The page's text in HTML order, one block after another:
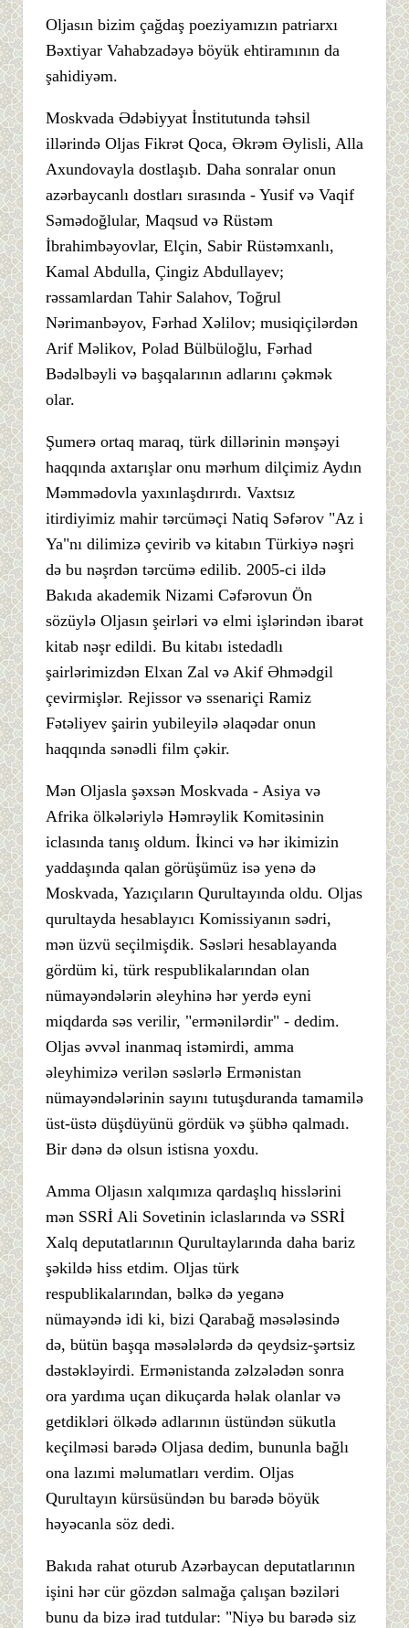
Oljasın bizim çağdaş poeziyamızın patriarxı
Bəxtiyar Vahabzadəyə böyük ehtiramının da
şahidiyəm.
Moskvada Ədəbiyyat İnstitutunda təhsil
illərində Oljas Fikrət Qoca, Əkrəm Əylisli, Alla
Axundovayla dostlaşıb. Daha sonralar onun
azərbaycanlı dostları sırasında - Yusif və Vaqif
Səmədoğlular, Maqsud və Rüstəm
İbrahimbəyovlar, Elçin, Sabir Rüstəmxanlı,
Kamal Abdulla, Çingiz Abdullayev;
rəssamlardan Tahir Salahov, Toğrul
Nərimanbəyov, Fərhad Xəlilov; musiqiçilərdən
Arif Məlikov, Polad Bülbüloğlu, Fərhad
Bədəlbəyli və başqalarının adlarını çəkmək
olar.
Şumerə ortaq maraq, türk dillərinin mənşəyi
haqqında axtarışlar onu mərhum dilçimiz Aydın
Məmmədovla yaxınlaşdırırdı. Vaxtsız
itirdiyimiz mahir tərcüməçi Natiq Səfərov "Az i
Ya"nı dilimizə çevirib və kitabın Türkiyə nəşri
də bu nəşrdən tərcümə edilib. 2005-ci ildə
Bakıda akademik Nizami Cəfərovun Ön
sözüylə Oljasın şeirləri və elmi işlərindən ibarət
kitab nəşr edildi. Bu kitabı istedadlı
şairlərimizdən Elxan Zal və Akif Əhmədgil
çevirmişlər. Rejissor və ssenariçi Ramiz
Fətəliyev şairin yubileyilə əlaqədar onun
haqqında sənədli film çəkir.
Mən Oljasla şəxsən Moskvada - Asiya və
Afrika ölkələriylə Həmrəylik Komitəsinin
iclasında tanış oldum. İkinci və hər ikimizin
yaddaşında qalan görüşümüz isə yenə də
Moskvada, Yazıçıların Qurultayında oldu. Oljas
qurultayda hesablayıcı Komissiyanın sədri,
mən üzvü seçilmişdik. Səsləri hesablayanda
gördüm ki, türk respublikalarından olan
nümayəndələrin əleyhinə hər yerdə eyni
miqdarda səs verilir, "ermənilərdir" - dedim.
Oljas əvvəl inanmaq istəmirdi, amma
əleyhimizə verilən səslərlə Ermənistan
nümayəndələrinin sayını tutuşduranda tamamilə
üst-üstə düşdüyünü gördük və şübhə qalmadı.
Bir dənə də olsun istisna yoxdu.
Amma Oljasın xalqımıza qardaşlıq hisslərini
mən SSRİ Ali Sovetinin iclaslarında və SSRİ
Xalq deputatlarının Qurultaylarında daha bariz
şəkildə hiss etdim. Oljas türk
respublikalarından, bəlkə də yeganə
nümayəndə idi ki, bizi Qarabağ məsələsində
də, bütün başqa məsələlərdə də qeydsiz-şərtsiz
dəstəkləyirdi. Ermənistanda zəlzələdən sonra
ora yardıma uçan dikuçarda həlak olanlar və
getdikləri ölkədə adlarının üstündən sükutla
keçilməsi barədə Oljasa dedim, bununla bağlı
ona lazımi məlumatları verdim. Oljas
Qurultayın kürsüsündən bu barədə böyük
həyəcanla söz dedi.
Bakıda rahat oturub Azərbaycan deputatlarının
işini hər cür gözdən salmağa çalışan bəziləri
bunu da bizə irad tutdular: "Niyə bu barədə siz